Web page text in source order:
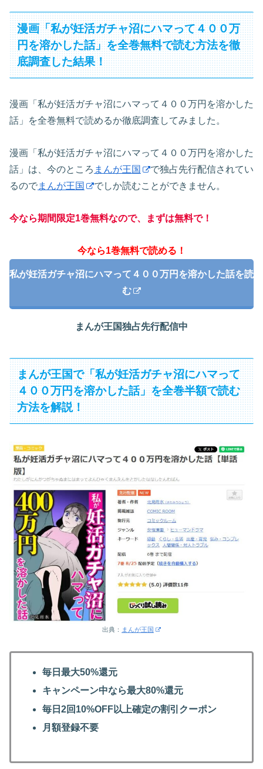
漫画「私が妊活ガチャ沼にハマって４００万
円を溶かした話」を全巻無料で読む方法を徹
底調査した結果！
漫画「私が妊活ガチャ沼にハマって４００万円を溶かした
話」を全巻無料で読めるか徹底調査してみました。
漫画「私が妊活ガチャ沼にハマって４００万円を溶かした
話」は、今のところ まんが王国
で独占先行配信されてい
るのでまんが王国 でしか読むことができません。
今なら期間限定1巻無料なので、まずは無料で！
今なら1巻無料で読める！
私が妊活ガチャ沼にハマって４００万円を溶かした話を読
む
まんが王国独占先行配信中
まんが王国で「私が妊活ガチャ沼にハマって
４００万円を溶かした話」を全巻半額で読む
方法を解説！
出典： まんが王国
毎日最大50%還元
キャンペーン中なら最大80%還元
毎日2回10%OFF以上確定の割引クーポン
月額登録不要